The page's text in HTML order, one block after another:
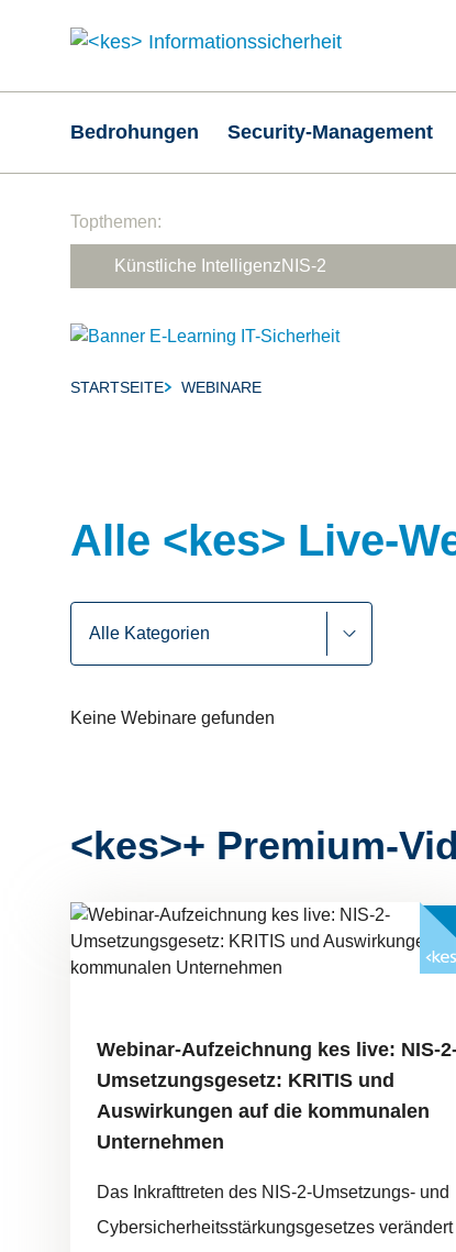
Hauptnavigation
Bedrohungen Security-Management
Topthemen:
Künstliche IntelligenzNIS-2
Breadcrumb-Navigation
STARTSEITE WEBINARE
Alle <kes> Live-
Keine Webinare gefunden
<kes>+ Premium-
Webinar-Aufzeichnung kes live: NIS-
Umsetzungsgesetz: KRITIS und
Auswirkungen auf die kommunalen
Unternehmen
Das Inkrafttreten des NIS-2-Umsetzungs- und
Cybersicherheitsstärkungsgesetzes verändert